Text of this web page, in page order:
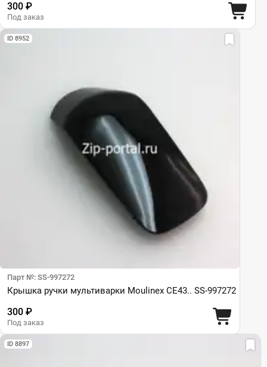
300 ₽
Под заказ
ID 8952
Парт №: SS-997272
Крышка ручки мультиварки Moulinex CE43.. SS-997272
300 ₽
Под заказ
ID 8897